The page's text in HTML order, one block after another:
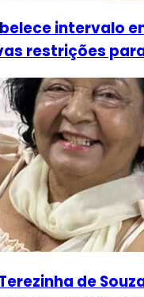
intervalo
restrições
de